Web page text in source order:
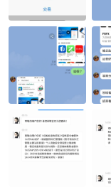
par étape, et m'a
bord investi en
j'ai réalisé un petit
j'ai été appelé à
et gagner plus
à laquelle on m'a
irectement appelé
dollars taïwanais.
ment vu le bonus de
n'était pas
dit que le montant
5% du solde
s cela, je serai prêt
ent a dit qu'il voulait
pense pourquoi ne
e je reçois, pourquoi